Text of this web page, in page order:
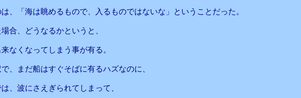
、「海は眺めるもので、入るものではないな」ということだった。
合、どうなるかというと、
なくなってしまう事が有る。
、まだ船はすぐそばに有るハズなのに、
、波にさえぎられてしまって、